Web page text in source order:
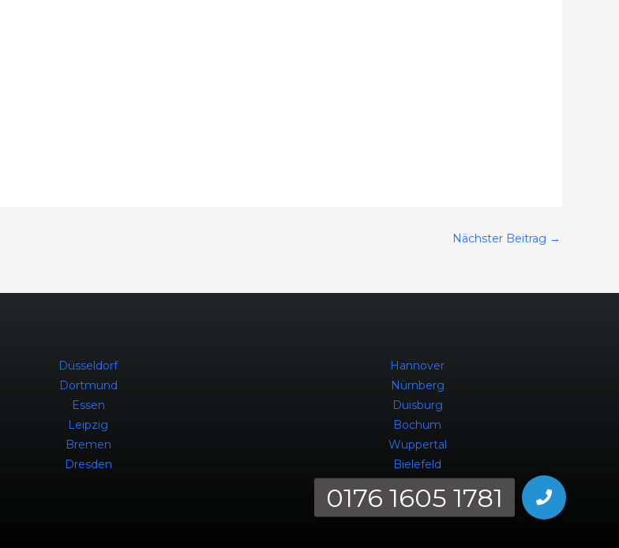
Nächster Beitrag →
Düsseldorf
Dortmund
Essen
Leipzig
Bremen
Dresden
Hannover
Nürnberg
Duisburg
Bochum
Wuppertal
Bielefeld